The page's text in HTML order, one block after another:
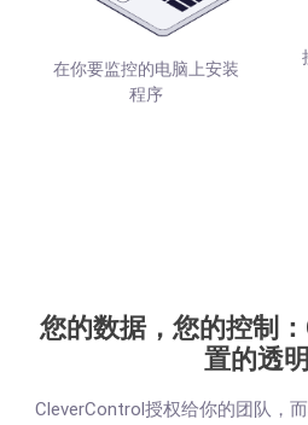
在你要监控的电脑上安装
程序
您的数据，您的控制
置的透
CleverControl授权给你的团队，